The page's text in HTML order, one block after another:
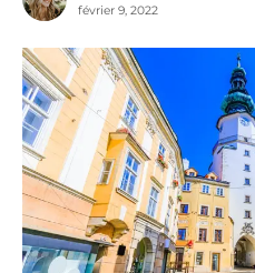
février 9, 2022